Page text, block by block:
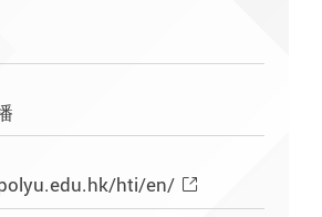
hti/en/